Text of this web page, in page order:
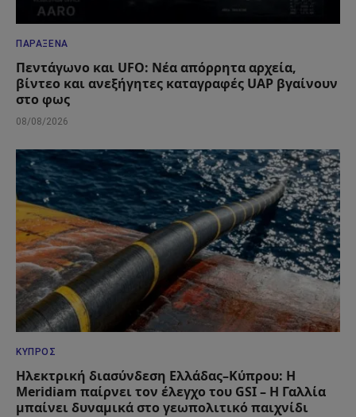
ΠΑΡΆΞΕΝΑ
Πεντάγωνο και UFO: Νέα απόρρητα αρχεία,
βίντεο και ανεξήγητες καταγραφές UAP βγαίνουν
στο φως
08/08/2026
ΚΎΠΡΟΣ
Ηλεκτρική διασύνδεση Ελλάδας–Κύπρου: Η
Meridiam παίρνει τον έλεγχο του GSI – Η Γαλλία
μπαίνει δυναμικά στο γεωπολιτικό παιχνίδι